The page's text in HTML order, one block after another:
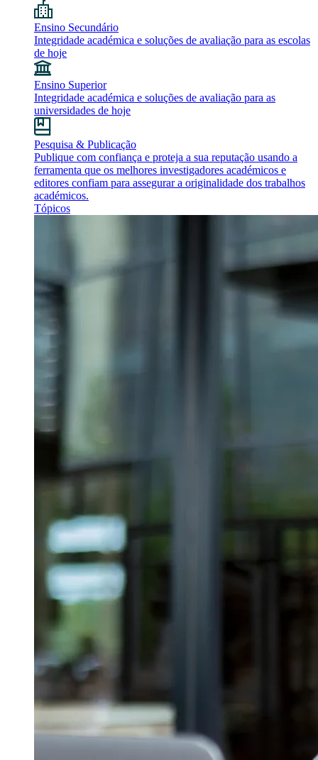
Ensino Secundário
Integridade académica e soluções de avaliação para as escolas
de hoje
Ensino Superior
Integridade académica e soluções de avaliação para as
universidades de hoje
Pesquisa & Publicação
Publique com confiança e proteja a sua reputação usando a
ferramenta que os melhores investigadores académicos e
editores confiam para assegurar a originalidade dos trabalhos
académicos.
Tópicos